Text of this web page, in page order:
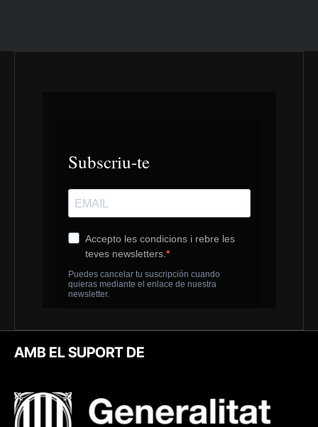
AMB EL SUPORT DE